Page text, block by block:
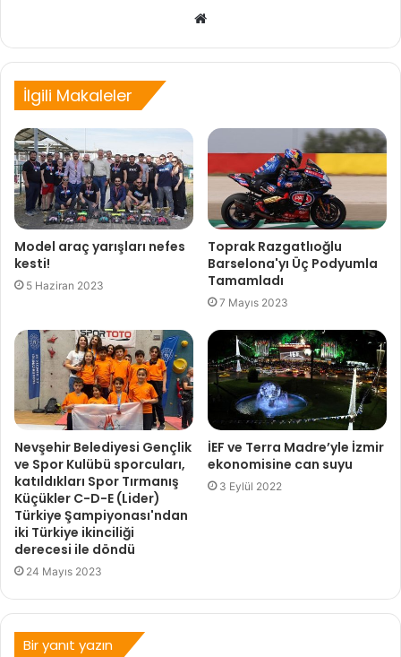
Web
İlgili Makaleler
Model araç yarışları nefes
kesti!
5 Haziran 2023
Toprak Razgatlıoğlu
Barselona'yı Üç Podyumla
Tamamladı
7 Mayıs 2023
Nevşehir Belediyesi Gençlik
ve Spor Kulübü sporcuları,
katıldıkları Spor Tırmanış
Küçükler C-D-E (Lider)
Türkiye Şampiyonası'ndan
iki Türkiye ikinciliği
derecesi ile döndü
24 Mayıs 2023
İEF ve Terra Madre’yle İzmir
ekonomisine can suyu
3 Eylül 2022
Bir yanıt yazın